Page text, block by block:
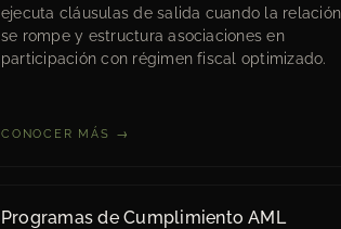
ejecuta cláusulas de salida cuando la relación
se rompe y estructura asociaciones en
participación con régimen fiscal optimizado.
CONOCER MÁS →
Programas de Cumplimiento AML